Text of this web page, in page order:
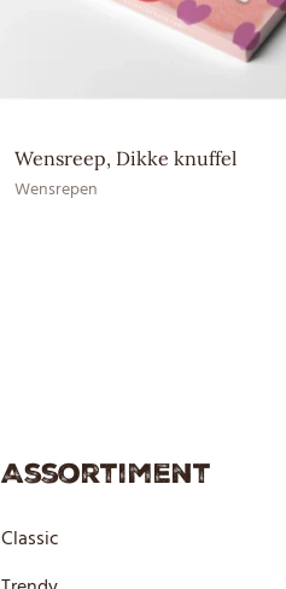
Ingrediënten
Wensreep, Dikke knuffel
Wensrepen
Assortiment
Classic